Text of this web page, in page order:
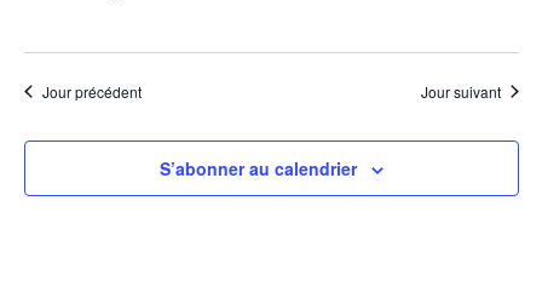
Jour précédent Jour suivant
S’abonner au calendrier